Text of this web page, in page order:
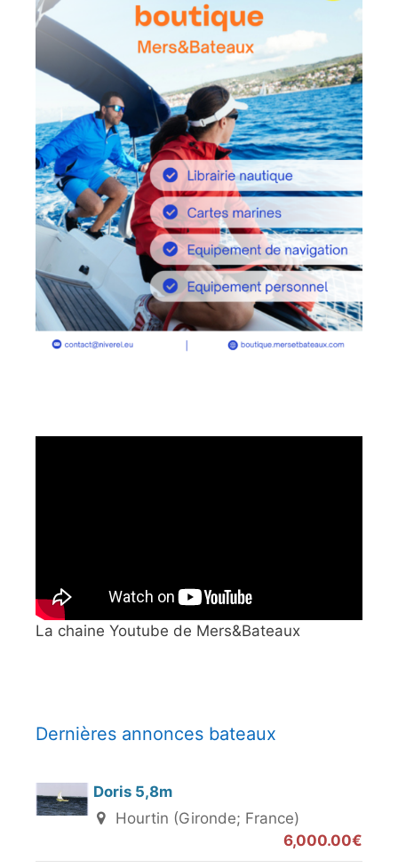
La chaine Youtube de Mers&Bateaux
Dernières annonces bateaux
Doris 5,8m
Hourtin (Gironde; France)
6,000.00€